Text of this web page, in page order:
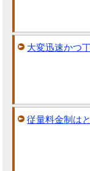
大変迅速かつ
従量料金制は